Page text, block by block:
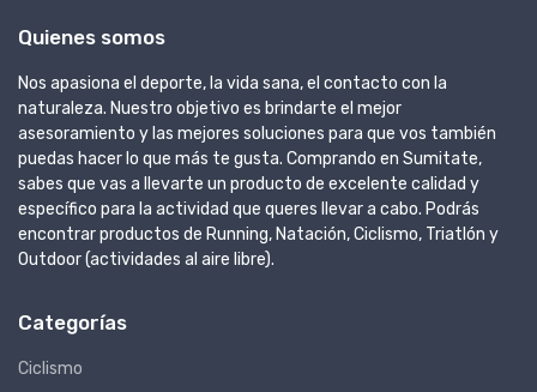
Quienes somos
Nos apasiona el deporte, la vida sana, el contacto con la
naturaleza. Nuestro objetivo es brindarte el mejor
asesoramiento y las mejores soluciones para que vos también
puedas hacer lo que más te gusta. Comprando en Sumitate,
sabes que vas a llevarte un producto de excelente calidad y
específico para la actividad que queres llevar a cabo. Podrás
encontrar productos de Running, Natación, Ciclismo, Triatlón y
Outdoor (actividades al aire libre).
Categorías
Ciclismo